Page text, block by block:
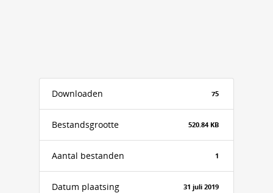
Downloaden 75
Bestandsgrootte 520.84 KB
Aantal bestanden 1
Datum plaatsing 31 juli 2019